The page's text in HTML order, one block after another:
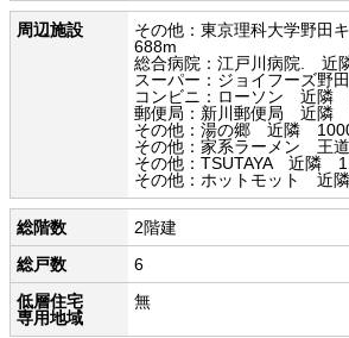
周辺施設
その他：東京理科大学野
688m
総合病院：江戸川病院. 近
スーパー：ジョイフーズ
コンビニ：ローソン 近隣
郵便局：新川郵便局 近隣
その他：湯の郷 近隣
その他：家系ラーメン
その他：TSUTAYA 近隣
その他：ホットモット 近
総階数
2階建
総戸数
6
低層住宅
専用地域
無